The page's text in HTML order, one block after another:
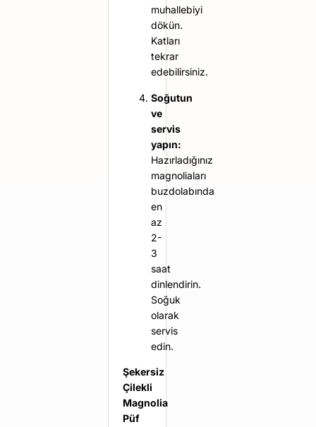
muhallebiyi
dökün.
Katları
tekrar
edebilirsiniz.
Soğutun
ve
servis
yapın:
Hazırladığınız
magnoliaları
buzdolabında
en
az
2-
3
saat
dinlendirin.
Soğuk
olarak
servis
edin.
Şekersiz
Çilekli
Magnolia
Püf